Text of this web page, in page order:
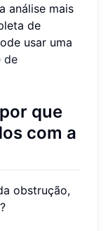
análise mais
de
usar uma
de
que
com a
obstrução,